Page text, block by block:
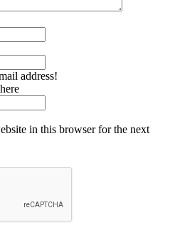
address!
in this browser for the next